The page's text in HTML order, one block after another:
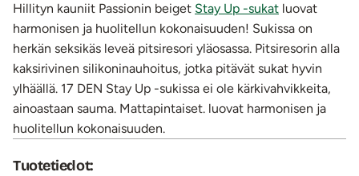
Hillityn kauniit Passionin beiget Stay Up -sukat luovat
harmonisen ja huolitellun kokonaisuuden! Sukissa on
herkän seksikäs leveä pitsiresori yläosassa. Pitsiresorin alla
kaksirivinen silikoninauhoitus, jotka pitävät sukat hyvin
ylhäällä. 17 DEN Stay Up -sukissa ei ole kärkivahvikkeita,
ainoastaan sauma. Mattapintaiset. luovat harmonisen ja
huolitellun kokonaisuuden.
Tuotetiedot: